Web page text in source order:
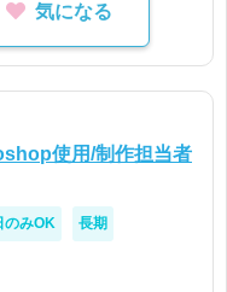
レンジも歓迎！
気になる
使用/制作担当者
のみOK 長期